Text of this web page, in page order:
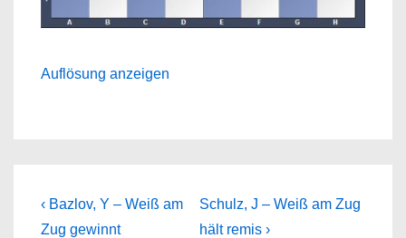
Auflösung anzeigen
Beitragsnavigation
Previous
Post
‹ Bazlov, Y – Weiß am
Zug gewinnt
Next
Post
Schulz, J – Weiß am Zug
hält remis ›